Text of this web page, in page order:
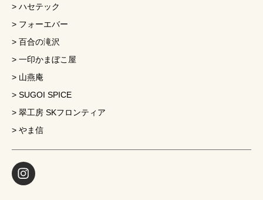
ハセテック
フォーエバー
百合の滝沢
一印かまぼこ屋
山燕庵
SUGOI SPICE
翠工房 SKフロンティア
やま信